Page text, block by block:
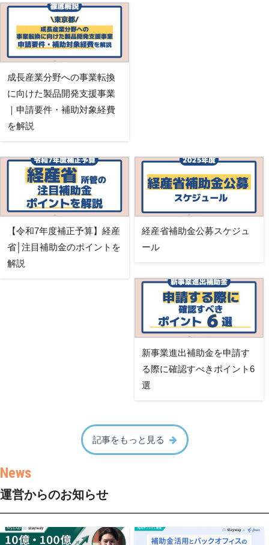
成長産業分野への事業転換
に向けた製品開発支援事業
｜申請要件・補助対象経費
を解説
【令和7年度補正予算】経産
省│注目補助金のポイントを
解説
経産省補助金公募スケジュ
ール
新事業進出補助金を申請す
る際に確認すべきポイント6
選
記事をもっと見る
運営からのお知らせ